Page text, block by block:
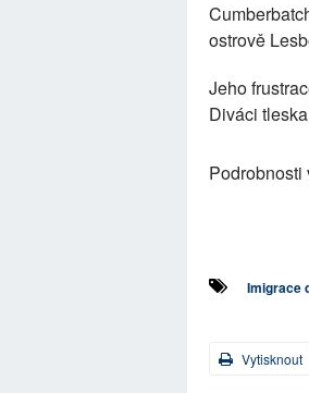
ostrově
Jeho
Diváci
Imigrace
Vytisknout